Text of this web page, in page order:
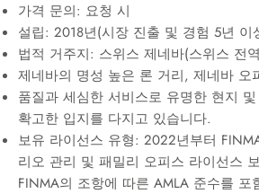
가격 문의: 요청 시
설립: 2018년(시장 진출 및 경험 5년 이
법적 거주지: 스위스 제네바(스위스 전
제네바의 명성 높은 론 거리, 제네바 오
품질과 세심한 서비스로 유명한 현지
확고한 입지를 다지고 있습니다.
보유 라이선스 유형: 2022년부터
리오 관리 및 패밀리 오피스 라이선스
FINMA의 조항에 따른 AMLA 준수를 포